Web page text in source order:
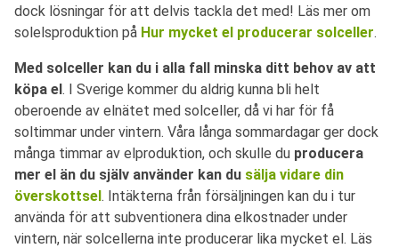
dock lösningar för att delvis tackla det med! Läs mer om
solelsproduktion på Hur mycket el producerar solceller.
Med solceller kan du i alla fall minska ditt behov av att
köpa el. I Sverige kommer du aldrig kunna bli helt
oberoende av elnätet med solceller, då vi har för få
soltimmar under vintern. Våra långa sommardagar ger dock
många timmar av elproduktion, och skulle du producera
mer el än du själv använder kan du sälja vidare din
överskottsel. Intäkterna från försäljningen kan du i tur
använda för att subventionera dina elkostnader under
vintern, när solcellerna inte producerar lika mycket el. Läs